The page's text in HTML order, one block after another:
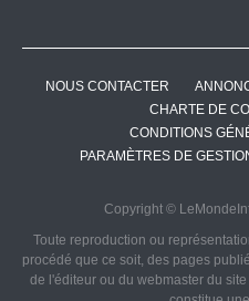
NOUS CONTACTER
CHARTE DE
CONDITIONS
PARAMÈTRES DE
Copyright ©
Toute reproduction ou
procédé que ce soit, des pages
de l'éditeur ou du webmaster du